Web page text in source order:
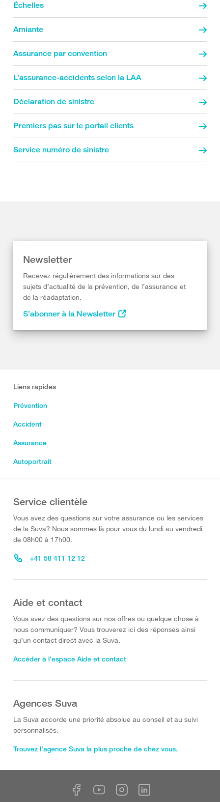
Échelles
Amiante
Assurance par convention
L’assurance-accidents selon la LAA
Déclaration de sinistre
Premiers pas sur le portail clients
Service numéro de sinistre
Newsletter
Recevez régulièrement des informations sur des
sujets d’actualité de la prévention, de l’assurance et
de la réadaptation.
S’abonner à la Newsletter
Liens rapides
Prévention
Accident
Assurance
Autoportrait
Service clientèle
Vous avez des questions sur votre assurance ou les services
de la Suva? Nous sommes là pour vous du lundi au vendredi
de 08h00 à 17h00.
+41 58 411 12 12
Aide et contact
Vous avez des questions sur nos offres ou quelque chose à
nous communiquer? Vous trouverez ici des réponses ainsi
qu’un contact direct avec la Suva.
Accéder à l’espace Aide et contact
Agences Suva
La Suva accorde une priorité absolue au conseil et au suivi
personnalisés.
Trouvez l'agence Suva la plus proche de chez vous.